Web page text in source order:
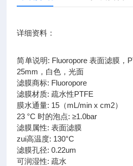
详细资料：
简单说明: Fluoropore 表面滤膜，
25mm，白色，光面
滤膜商标: Fluoropore
滤膜材质: 疏水性PTFE
膜水通量: 15（mL/min x cm2）
23 °C 时的泡点: ≥1.0bar
滤膜属性: 表面滤膜
zui高温度: 130°C
滤膜孔径: 0.22um
可润湿性: 疏水